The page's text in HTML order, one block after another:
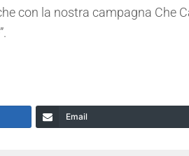
con la nostra campagna Che
Email